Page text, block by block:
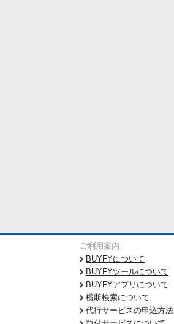
ご利用案内
BUYFYについて
BUYFYツールについて
BUYFYアプリについて
横断検索について
代行サービスの申込方法